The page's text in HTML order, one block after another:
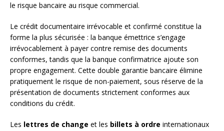
le risque bancaire au risque commercial.
Le crédit documentaire irrévocable et confirmé constitue la
forme la plus sécurisée : la banque émettrice s’engage
irrévocablement à payer contre remise des documents
conformes, tandis que la banque confirmatrice ajoute son
propre engagement. Cette double garantie bancaire élimine
pratiquement le risque de non-paiement, sous réserve de la
présentation de documents strictement conformes aux
conditions du crédit.
Les lettres de change et les billets à ordre internationaux